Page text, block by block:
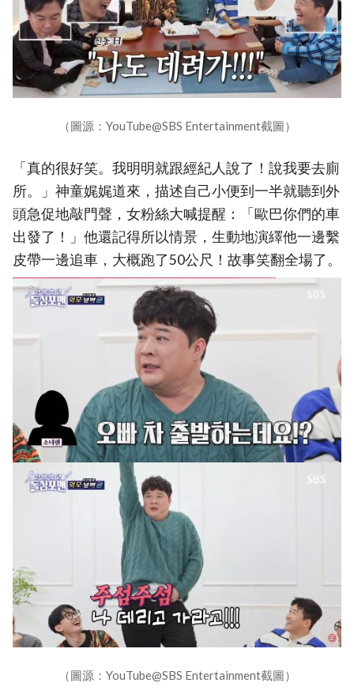
（圖源：YouTube@SBS Entertainment截圖）
「真的很好笑。我明明就跟經紀人說了！說我要去廁
所。」神童娓娓道來，描述自己小便到一半就聽到外
頭急促地敲門聲，女粉絲大喊提醒：「歐巴你們的車
出發了！」他還記得所以情景，生動地演繹他一邊繫
皮帶一邊追車，大概跑了50公尺！故事笑翻全場了。
（圖源：YouTube@SBS Entertainment截圖）